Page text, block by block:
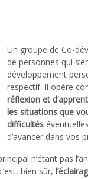
Un groupe de Co-
de personnes qui
développement
respectif. Il opère
réflexion et
les situations que
difficultés
d’avancer dans vos
n’étant pas
bien sûr,